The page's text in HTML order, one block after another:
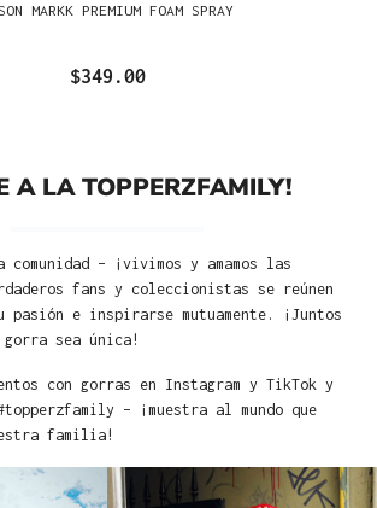
MARKK PREMIUM FOAM SPRAY
$349.00
A LA TOPPERZFAMILY!
comunidad – ¡vivimos y amamos las
fans y coleccionistas se reúnen
pasión e inspirarse mutuamente. ¡Juntos
gorra sea única!
con gorras en Instagram y TikTok y
– ¡muestra al mundo que
familia!